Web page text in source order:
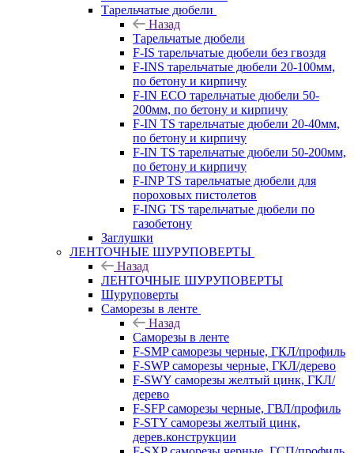
Тарельчатые дюбели
Назад
Тарельчатые дюбели
F-IS тарельчатые дюбели без гвоздя
F-INS тарельчатые дюбели 20-100мм,
по бетону и кирпичу
F-IN ECO тарельчатые дюбели 50-
200мм, по бетону и кирпичу
F-IN TS тарельчатые дюбели 20-40мм,
по бетону и кирпичу
F-IN TS тарельчатые дюбели 50-200мм,
по бетону и кирпичу
F-INP TS тарельчатые дюбели для
пороховых пистолетов
F-ING TS тарельчатые дюбели по
газобетону
Заглушки
ЛЕНТОЧНЫЕ ШУРУПОВЕРТЫ
Назад
ЛЕНТОЧНЫЕ ШУРУПОВЕРТЫ
Шуруповерты
Саморезы в ленте
Назад
Саморезы в ленте
F-SMP саморезы черные, ГКЛ/профиль
F-SWP саморезы черные, ГКЛ/дерево
F-SWY саморезы желтый цинк, ГКЛ/
дерево
F-SFP саморезы черные, ГВЛ/профиль
F-STY саморезы желтый цинк,
дерев.конструкции